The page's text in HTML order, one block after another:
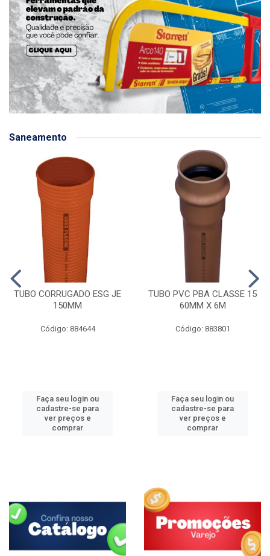
Saneamento
TUBO CORRUGADO ESG JE
150MM
Código: 884644
Faça seu login ou
cadastre-se para
ver preços e
comprar
TUBO PVC PBA CLASSE 15
60MM X 6M
Código: 883801
Faça seu login ou
cadastre-se para
ver preços e
comprar